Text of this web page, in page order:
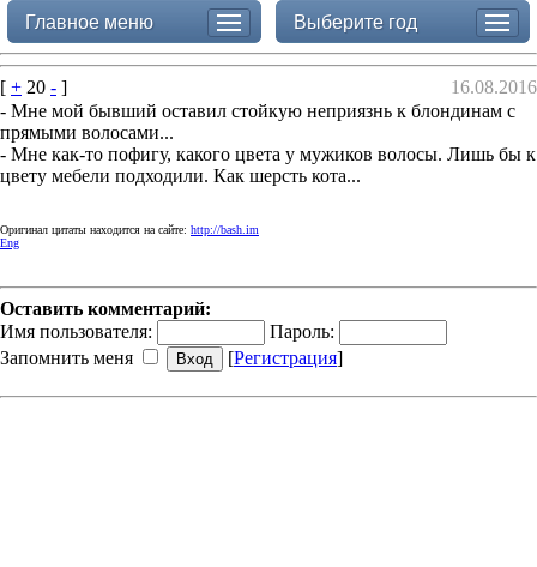
Главное меню
Выберите год
[ + 20 - ]
16.08.2016
- Мне мой бывший оставил стойкую неприязнь к блондинам с
прямыми волосами...
- Мне как-то пофигу, какого цвета у мужиков волосы. Лишь бы к
цвету мебели подходили. Как шерсть кота...
Оригинал цитаты находится на сайте: http://bash.im
Eng
Оставить комментарий:
Имя пользователя:
Пароль:
Запомнить меня
[Регистрация]